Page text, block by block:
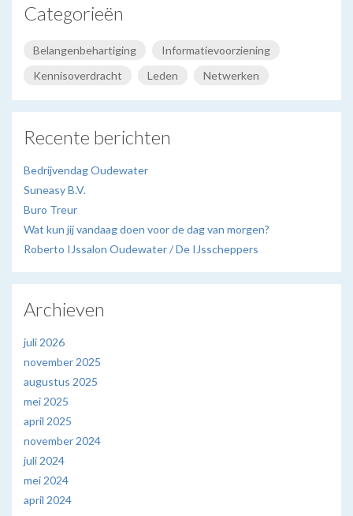
Categorieën
Belangenbehartiging
Informatievoorziening
Kennisoverdracht
Leden Netwerken
Recente berichten
Bedrijvendag Oudewater
Suneasy B.V.
Buro Treur
Wat kun jij vandaag doen voor de dag van morgen?
Roberto IJssalon Oudewater / De IJsscheppers
Archieven
juli 2026
november 2025
augustus 2025
mei 2025
april 2025
november 2024
juli 2024
mei 2024
april 2024